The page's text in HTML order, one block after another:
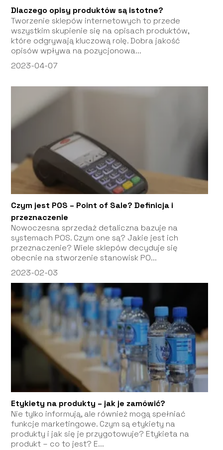
Dlaczego opisy produktów są istotne?
Tworzenie sklepów internetowych to przede
wszystkim skupienie się na opisach produktów,
które odgrywają kluczową rolę. Dobra jakość
opisów wpływa na pozycjonowa...
2023-04-07
Czym jest POS – Point of Sale? Definicja i
przeznaczenie
Nowoczesna sprzedaż detaliczna bazuje na
systemach POS. Czym one są? Jakie jest ich
przeznaczenie? Wiele sklepów decyduje się
obecnie na stworzenie stanowisk PO...
2023-02-03
Etykiety na produkty – jak je zamówić?
Nie tylko informują, ale również mogą spełniać
funkcje marketingowe. Czym są etykiety na
produkty i jak się je przygotowuje? Etykieta na
produkt – co to jest? E...